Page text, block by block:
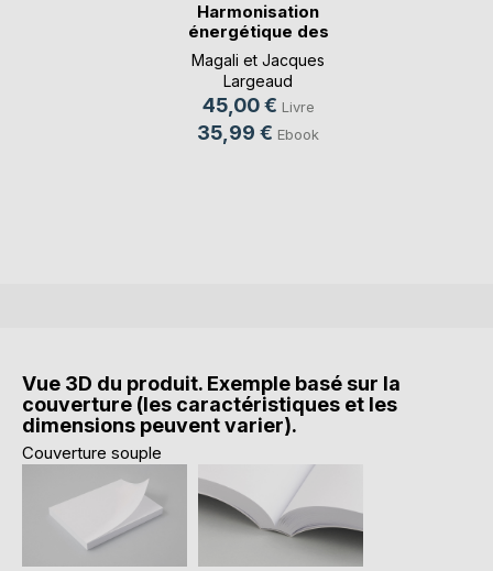
Harmonisation
énergétique des
Pers(...)
Magali et Jacques
Largeaud
45,00 € Livre
35,99 € Ebook
Vue 3D du produit. Exemple basé sur la
couverture (les caractéristiques et les
dimensions peuvent varier).
Couverture souple